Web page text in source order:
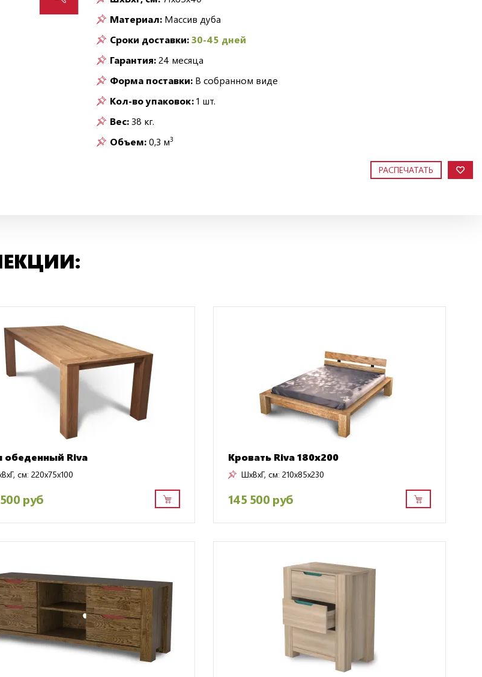
Материал: Массив дуба
Сроки доставки:30-45 дней
Гарантия:24 месяца
Форма поставки: В собранном виде
Кол-во упаковок:1 шт.
Вес:38 кг.
Объем:0,3 м3
РАСПЕЧАТАТЬ
обеденный Riva
см: 220x75x100
руб
Кровать Riva 180x200
ШxВxГ, см: 210x85x230
145 500 руб